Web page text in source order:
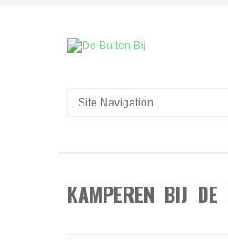
KAMPEREN BIJ